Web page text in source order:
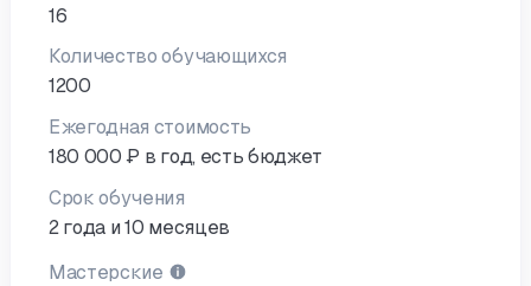
16
Количество обучающихся
1200
Ежегодная стоимость
180 000 ₽ в год, есть бюджет
Срок обучения
2 года и 10 месяцев
Мастерские